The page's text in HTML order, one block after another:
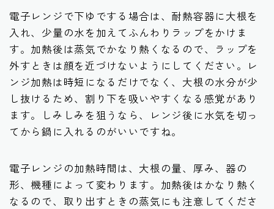
電子レンジで下ゆでする場合は、耐熱容器に大根を
入れ、少量の水を加えてふんわりラップをかけま
す。加熱後は蒸気でかなり熱くなるので、ラップを
外すときは顔を近づけないようにしてください。レ
ンジ加熱は時短になるだけでなく、大根の水分が少
し抜けるため、割り下を吸いやすくなる感覚があり
ます。しみしみを狙うなら、レンジ後に水気を切っ
てから鍋に入れるのがいいですね。
電子レンジの加熱時間は、大根の量、厚み、器の
形、機種によって変わります。加熱後はかなり熱く
なるので、取り出すときの蒸気にも注意してくださ